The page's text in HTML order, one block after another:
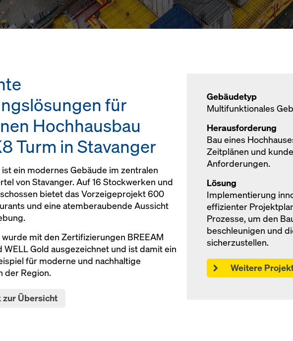
für
Hochhausbau
Turm in Stavanger
ein modernes Gebäude im zentralen
von Stavanger. Auf 16 Stockwerken und
bietet das Vorzeigeprojekt 600
und eine atemberaubende Aussicht
mit den Zertifizierungen BREEAM
WELL Gold ausgezeichnet und ist damit ein
für moderne und nachhaltige
der Region.
zur Übersicht
Gebäudetyp
Multifunktionales
Herausforderung
Bau eines
Zeitplänen und
Anforderungen.
Lösung
Implementierung
effizienter
Prozesse, um den
beschleunigen und
sicherzustellen.
Weitere